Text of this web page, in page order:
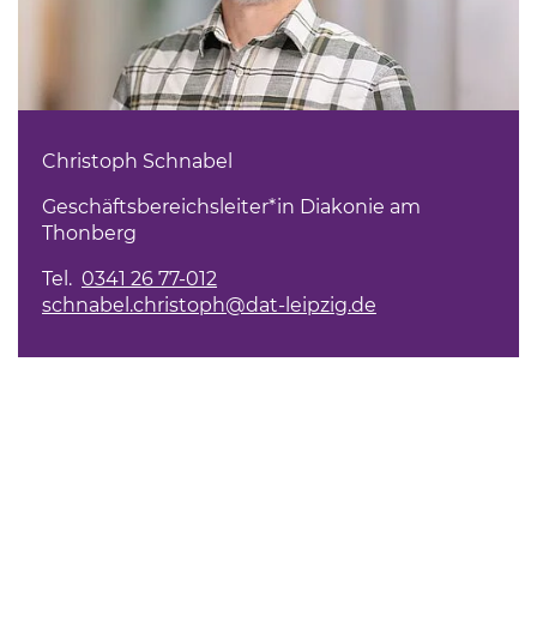
Christoph Schnabel
Geschäftsbereichsleiter*in Diakonie am
Thonberg
Tel. 0341 26 77-012
schnabel.christoph@dat-leipzig.de